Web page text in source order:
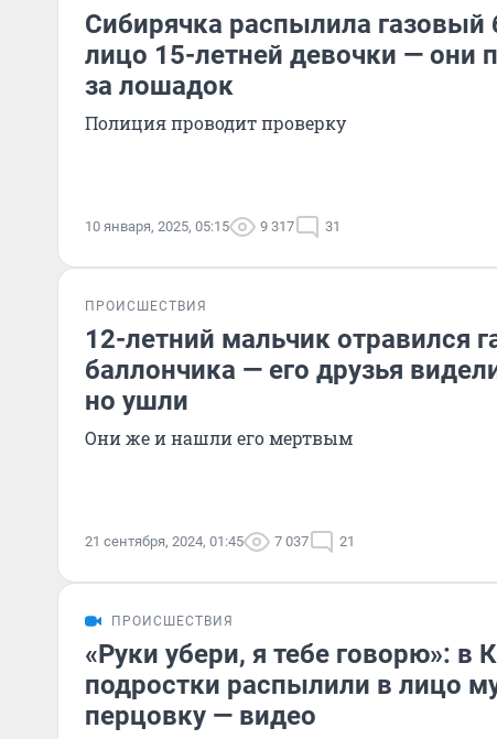
Сибирячка распылила газовый
лицо 15-летней девочки — они
за лошадок
Полиция проводит проверку
10 января, 2025, 05:15 9 317 31
ПРОИСШЕСТВИЯ
12-летний мальчик отравился
баллончика — его друзья
но ушли
Они же и нашли его мертвым
21 сентября, 2024, 01:45 7 037 21
ПРОИСШЕСТВИЯ
«Руки убери, я тебе говорю»: в
подростки распылили в лицо
перцовку — видео